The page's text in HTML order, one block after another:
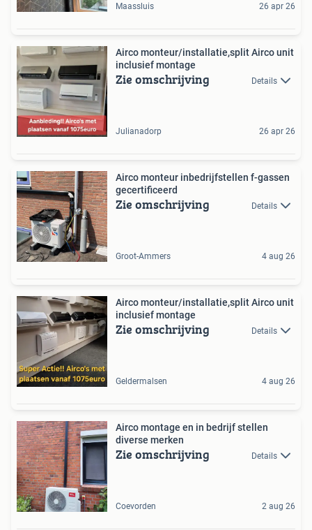
Maassluis 26 apr 26
Airco monteur/installatie,split Airco unit
inclusief montage
Zie omschrijving Details
Julianadorp 26 apr 26
Airco monteur inbedrijfstellen f-gassen
gecertificeerd
Zie omschrijving Details
Groot-Ammers 4 aug 26
Airco monteur/installatie,split Airco unit
inclusief montage
Zie omschrijving Details
Geldermalsen 4 aug 26
Airco montage en in bedrijf stellen
diverse merken
Zie omschrijving Details
Coevorden 2 aug 26